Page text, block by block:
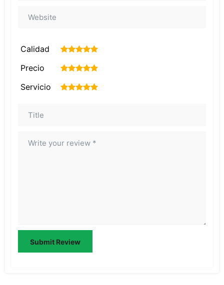
Calidad 5
4
3
2
Precio 5
4
3
2
Servicio 5
4
3
2